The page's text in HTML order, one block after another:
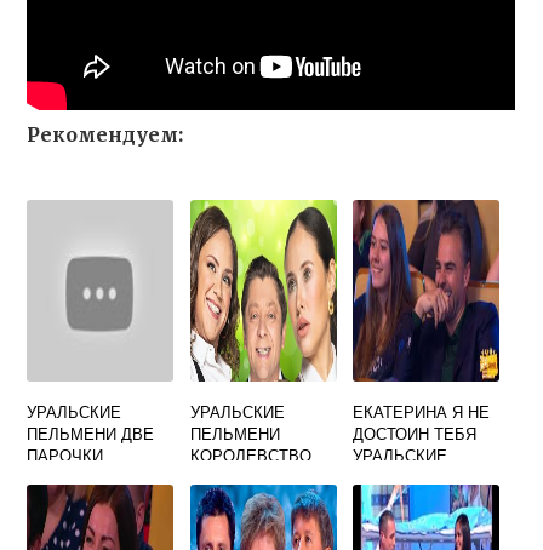
Рекомендуем:
УРАЛЬСКИЕ
ПЕЛЬМЕНИ ДВЕ
ПАРОЧКИ
УРАЛЬСКИЕ
ПЕЛЬМЕНИ
КОРОЛЕВСТВО
ЧАСТЬ
ЕКАТЕРИНА Я НЕ
ДОСТОИН ТЕБЯ
УРАЛЬСКИЕ